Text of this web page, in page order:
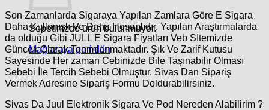
Sepetinizde ürün bulunmuyor.
Mağazaya geri dön
Son Zamanlarda Sigaraya Yapılan Zamlara Göre E Sigara
Daha Kullanışlı Ve Daha Hesaplıdır. Yapılan Araştırmalarda
da olduğu Gibi JULL E Sigara Fiyatları Veb Sİtemizde
Güncek Olarak Tanımlanmaktadır. Şık Ve Zarif Kutusu
Sayesinde Her zaman Cebinizde Bile Taşınabilir Olması
Sebebi İle Tercih Sebebi Olmuştur. Sivas Dan Sipariş
Vermek Adresine Sipariş Formu Doldurabilirsiniz.
Sivas Da Juul Elektronik Sigara Ve Pod Nereden Alabilirim ?